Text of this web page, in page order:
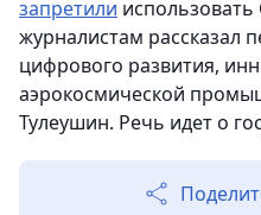
запретили использовать
журналистам рассказал
цифрового развития,
аэрокосмической
Тулеушин. Речь идет о